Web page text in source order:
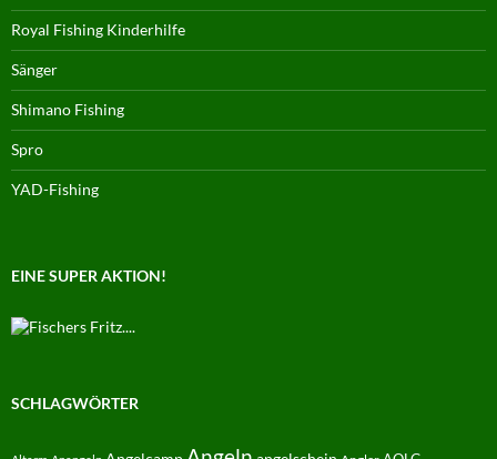
Royal Fishing Kinderhilfe
Sänger
Shimano Fishing
Spro
YAD-Fishing
EINE SUPER AKTION!
SCHLAGWÖRTER